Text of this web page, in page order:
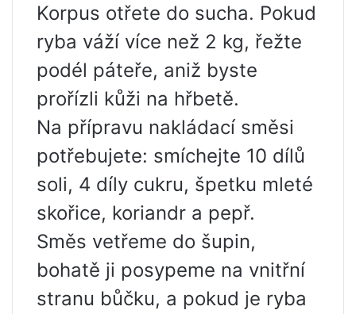
Korpus otřete do sucha. Pokud
ryba váží více než 2 kg, řežte
podél páteře, aniž byste
prořízli kůži na hřbetě.
Na přípravu nakládací směsi
potřebujete: smíchejte 10 dílů
soli, 4 díly cukru, špetku mleté ​​
skořice, koriandr a pepř.
Směs vetřeme do šupin,
bohatě ji posypeme na vnitřní
stranu bůčku, a pokud je ryba